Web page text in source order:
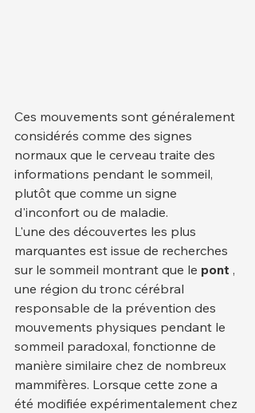
Ces mouvements sont généralement
considérés comme des signes
normaux que le cerveau traite des
informations pendant le sommeil,
plutôt que comme un signe
d'inconfort ou de maladie.
L'une des découvertes les plus
marquantes est issue de recherches
sur le sommeil montrant que le pont ,
une région du tronc cérébral
responsable de la prévention des
mouvements physiques pendant le
sommeil paradoxal, fonctionne de
manière similaire chez de nombreux
mammifères. Lorsque cette zone a
été modifiée expérimentalement chez